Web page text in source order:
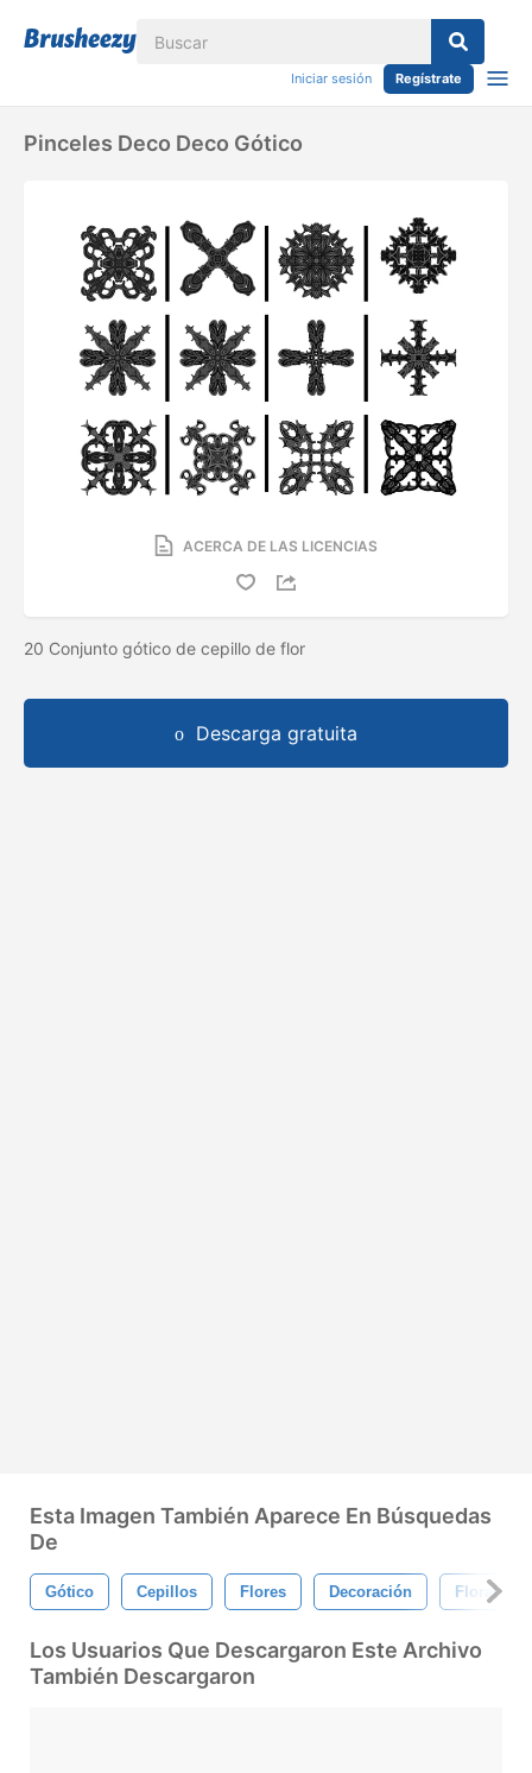
Iniciar sesión Regístrate
Pinceles Deco Deco Gótico
ACERCA DE LAS LICENCIAS
20 Conjunto gótico de cepillo de flor
Descarga gratuita
Esta Imagen También Aparece En Búsquedas
De
Gótico Cepillos Flores Decoración Floral
Los Usuarios Que Descargaron Este Archivo
También Descargaron